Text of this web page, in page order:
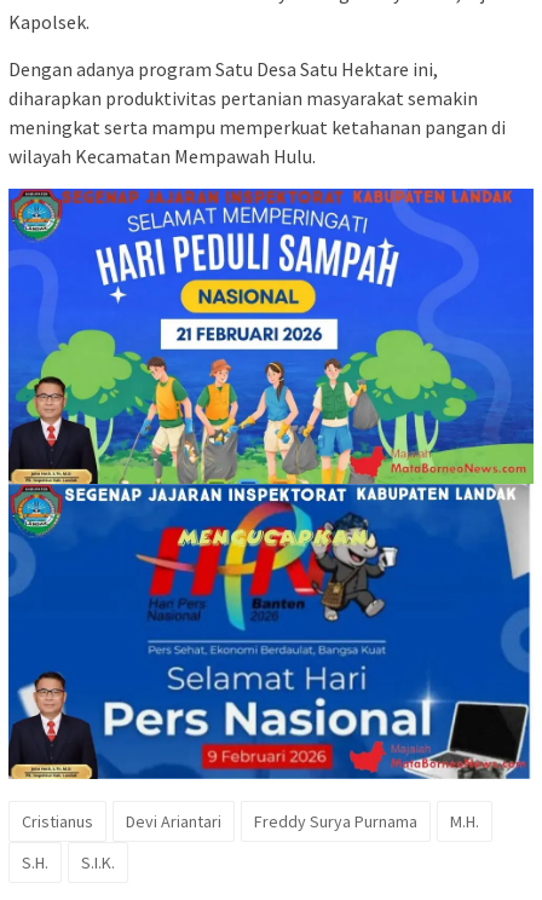
Kapolsek.
Dengan adanya program Satu Desa Satu Hektare ini,
diharapkan produktivitas pertanian masyarakat semakin
meningkat serta mampu memperkuat ketahanan pangan di
wilayah Kecamatan Mempawah Hulu.
Cristianus Devi Ariantari Freddy Surya Purnama
M.H.
S.H.
S.I.K.